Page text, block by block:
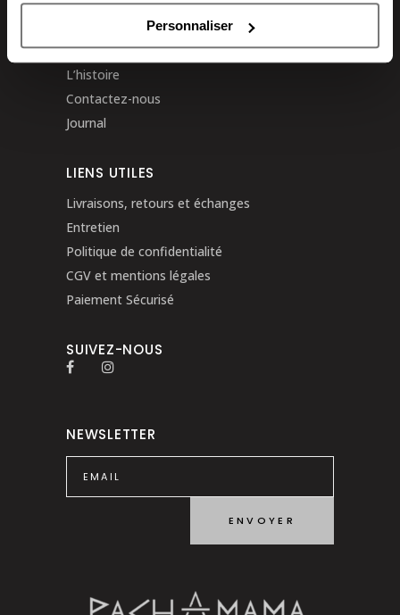
Personnaliser
QUI SOMMES-NOUS
Notre mission
L’histoire
Contactez-nous
Journal
LIENS UTILES
Livraisons, retours et échanges
Entretien
Politique de confidentialité
CGV et mentions légales
Paiement Sécurisé
SUIVEZ-NOUS
NEWSLETTER